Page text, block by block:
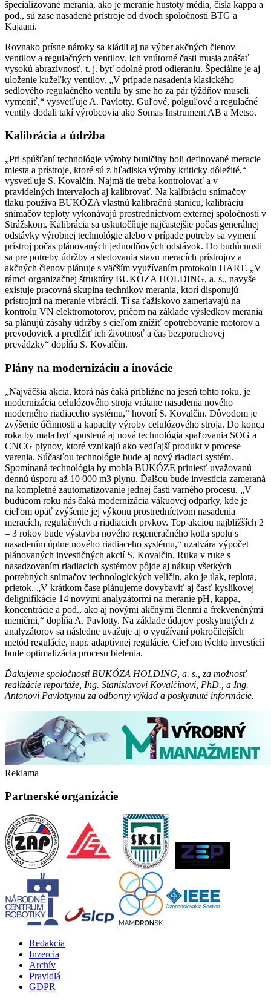
špecializované merania, ako je meranie hustoty média, čísla kappa a
pod., sú zase nasadené prístroje od dvoch spoločností BTG a
Kajaani.
Rovnako prísne nároky sa kládli aj na výber akčných členov –
ventilov a regulačných ventilov. Ich vnútorné časti musia znášať
vysokú abrazívnosť, t. j. byť odolné proti odieraniu. Špeciálne je aj
uloženie kužeľky ventilov. „V prípade nasadenia klasického
sedlového regulačného ventilu by sme ho za pár týždňov museli
vymeniť,“ vysvetľuje A. Pavlotty. Guľové, polguľové a regulačné
ventily dodali takí výrobcovia ako Somas Instrument AB a Metso.
Kalibrácia a údržba
„Pri spúšťaní technológie výroby buničiny boli definované meracie
miesta a prístroje, ktoré sú z hľadiska výroby kriticky dôležité,“
vysvetľuje S. Kovalčin. Najmä tie treba kontrolovať a v
pravidelných intervaloch aj kalibrovať. Na kalibráciu snímačov
tlaku používa BUKÓZA vlastnú kalibračnú stanicu, kalibráciu
snímačov teploty vykonávajú prostredníctvom externej spoločnosti v
Strážskom. Kalibrácia sa uskutočňuje najčastejšie počas generálnej
odstávky výrobnej technológie alebo v prípade potreby sa vymení
prístroj počas plánovaných jednodňových odstávok. Do budúcnosti
sa pre potreby údržby a sledovania stavu meracích prístrojov a
akčných členov plánuje s väčším využívaním protokolu HART. „V
rámci organizačnej štruktúry BUKÓZA HOLDING, a. s., navyše
existuje pracovná skupina technikov merania, ktorí disponujú
prístrojmi na meranie vibrácií. Tí sa ťažiskovo zameriavajú na
kontrolu VN elektromotorov, pričom na základe výsledkov merania
sa plánujú zásahy údržby s cieľom znížiť opotrebovanie motorov a
prevodoviek a predĺžiť ich životnosť a čas bezporuchovej
prevádzky“ dopĺňa S. Kovalčin.
Plány na modernizáciu a inovácie
„Najväčšia akcia, ktorá nás čaká približne na jeseň tohto roku, je
modernizácia celulózového stroja vrátane nasadenia nového
moderného riadiaceho systému,“ hovorí S. Kovalčin. Dôvodom je
zvýšenie účinnosti a kapacity výroby celulózového stroja. Do konca
roka by mala byť spustená aj nová technológia spaľovania SOG a
CNCG plynov, ktoré vznikajú ako vedľajší produkt v procese
varenia. Súčasťou technológie bude aj nový riadiaci systém.
Spomínaná technológia by mohla BUKÓZE priniesť uvažovanú
dennú úsporu až 10 000 m3 plynu. Ďalšou bude investícia zameraná
na kompletné zautomatizovanie jednej časti varného procesu. „V
budúcom roku nás čaká modernizácia vákuovej odparky, kde je
cieľom opäť zvýšenie jej výkonu prostredníctvom nasadenia
meracích, regulačných a riadiacich prvkov. Top akciou najbližších 2
– 3 rokov bude výstavba nového regeneračného kotla spolu s
nasadením úplne nového riadiaceho systému,“ uzatvára výpočet
plánovaných investičných akcií S. Kovalčin. Ruka v ruke s
nasadzovaním riadiacich systémov pôjde aj nákup všetkých
potrebných snímačov technologických veličín, ako je tlak, teplota,
prietok. „V krátkom čase plánujeme dovybaviť aj časť kyslíkovej
delignifikácie 14 novými analyzátormi na meranie pH, kappa,
koncentrácie a pod., ako aj novými akčnými členmi a frekvenčnými
meničmi,“ dopĺňa A. Pavlotty. Na základe údajov poskytnutých z
analyzátorov sa následne uvažuje aj o využívaní pokročilejších
metód regulácie, napr. adaptívnej regulácie. Cieľom týchto investícií
bude optimalizácia procesu bielenia.
Ďakujeme spoločnosti BUKÓZA HOLDING, a. s., za možnosť
realizácie reportáže, Ing. Stanislavovi Kovalčinovi, PhD., a Ing.
Antonovi Pavlottymu za odborný výklad a poskytnuté informácie.
Reklama
Partnerské organizácie
Redakcia
Inzercia
Archív
Pravidlá
GDPR